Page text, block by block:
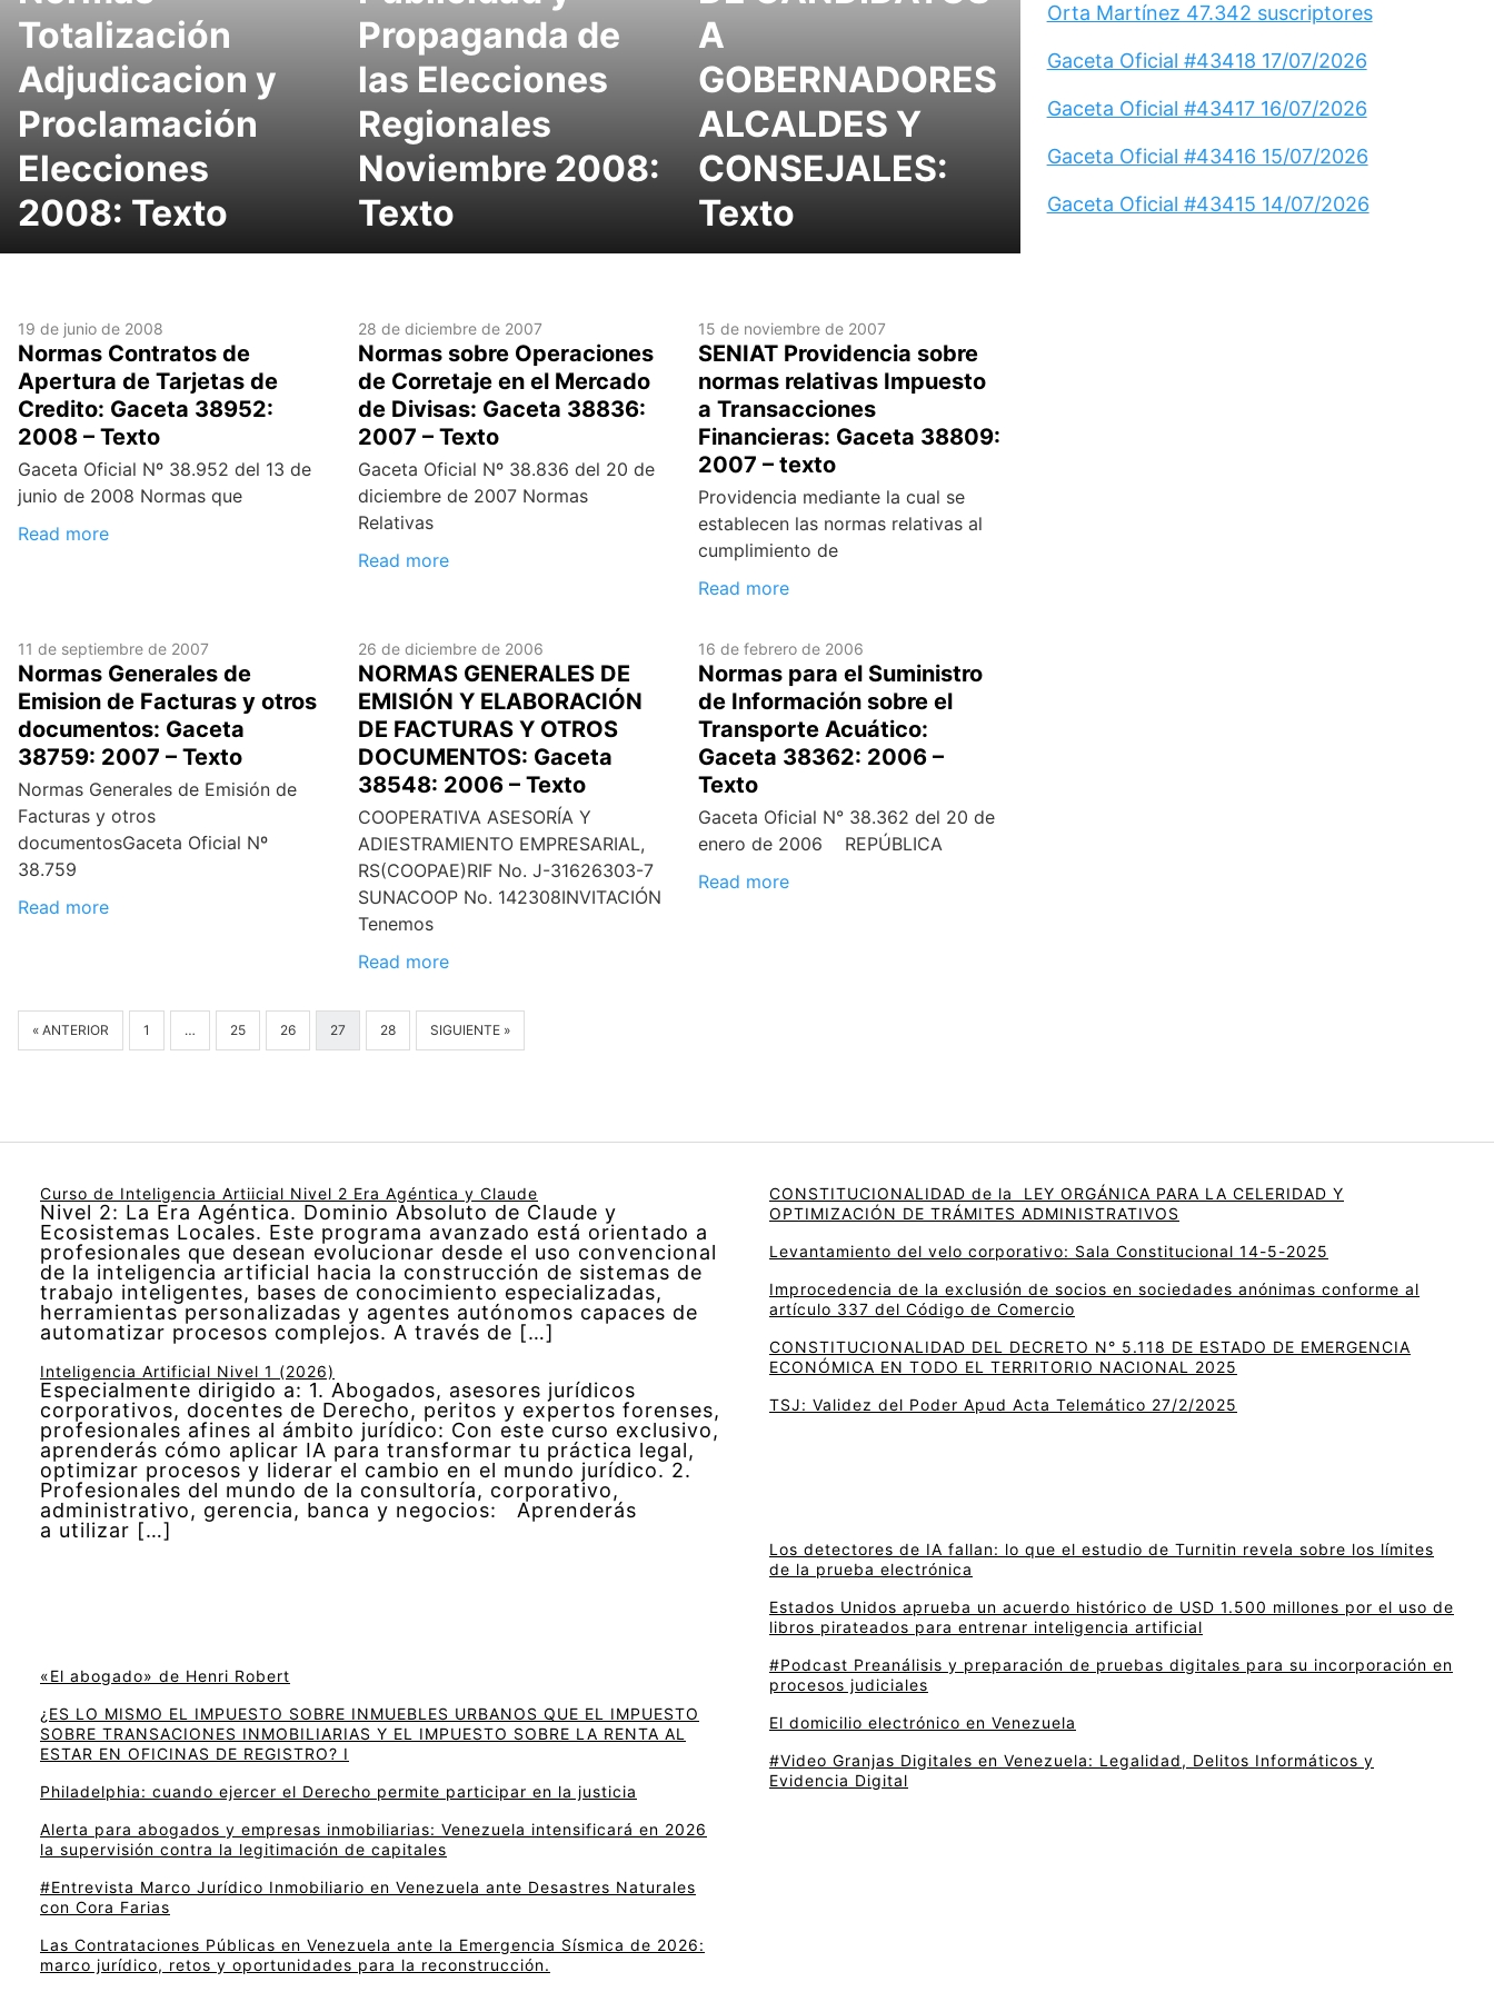
Totalización
Adjudicacion y
Proclamación
Elecciones
2008: Texto
Propaganda de
las Elecciones
Regionales
Noviembre 2008:
Texto
A
GOBERNADORES
ALCALDES Y
CONSEJALES:
Texto
19 de junio de 2008
Normas Contratos de
Apertura de Tarjetas de
Credito: Gaceta 38952:
2008 – Texto
Gaceta Oficial Nº 38.952 del 13 de
junio de 2008 Normas que
Read more
28 de diciembre de 2007
Normas sobre Operaciones
de Corretaje en el Mercado
de Divisas: Gaceta 38836:
2007 – Texto
Gaceta Oficial Nº 38.836 del 20 de
diciembre de 2007 Normas
Relativas
Read more
15 de noviembre de 2007
SENIAT Providencia sobre
normas relativas Impuesto
a Transacciones
Financieras: Gaceta 38809:
2007 – texto
Providencia mediante la cual se
establecen las normas relativas al
cumplimiento de
Read more
11 de septiembre de 2007
Normas Generales de
Emision de Facturas y otros
documentos: Gaceta
38759: 2007 – Texto
Normas Generales de Emisión de
Facturas y otros
documentosGaceta Oficial Nº
38.759
Read more
26 de diciembre de 2006
NORMAS GENERALES DE
EMISIÓN Y ELABORACIÓN
DE FACTURAS Y OTROS
DOCUMENTOS: Gaceta
38548: 2006 – Texto
COOPERATIVA ASESORÍA Y
ADIESTRAMIENTO EMPRESARIAL,
RS(COOPAE)RIF No. J-31626303-7
SUNACOOP No. 142308INVITACIÓN
Tenemos
Read more
16 de febrero de 2006
Normas para el Suministro
de Información sobre el
Transporte Acuático:
Gaceta 38362: 2006 –
Texto
Gaceta Oficial N° 38.362 del 20 de
enero de 2006 REPÚBLICA
Read more
« ANTERIOR 1 … 25 26 27 28 SIGUIENTE »
Orta Martínez 47.342 suscriptores
Gaceta Oficial #43418 17/07/2026
Gaceta Oficial #43417 16/07/2026
Gaceta Oficial #43416 15/07/2026
Gaceta Oficial #43415 14/07/2026
Curso de Inteligencia Artiicial Nivel 2 Era Agéntica y Claude
Nivel 2: La Era Agéntica. Dominio Absoluto de Claude y
Ecosistemas Locales. Este programa avanzado está orientado a
profesionales que desean evolucionar desde el uso convencional
de la inteligencia artificial hacia la construcción de sistemas de
trabajo inteligentes, bases de conocimiento especializadas,
herramientas personalizadas y agentes autónomos capaces de
automatizar procesos complejos. A través de […]
Inteligencia Artificial Nivel 1 (2026)
Especialmente dirigido a: 1. Abogados, asesores jurídicos
corporativos, docentes de Derecho, peritos y expertos forenses,
profesionales afines al ámbito jurídico: Con este curso exclusivo,
aprenderás cómo aplicar IA para transformar tu práctica legal,
optimizar procesos y liderar el cambio en el mundo jurídico. 2.
Profesionales del mundo de la consultoría, corporativo,
administrativo, gerencia, banca y negocios: Aprenderás
a utilizar […]
«El abogado» de Henri Robert
¿ES LO MISMO EL IMPUESTO SOBRE INMUEBLES URBANOS QUE EL IMPUESTO
SOBRE TRANSACIONES INMOBILIARIAS Y EL IMPUESTO SOBRE LA RENTA AL
ESTAR EN OFICINAS DE REGISTRO? I
Philadelphia: cuando ejercer el Derecho permite participar en la justicia
Alerta para abogados y empresas inmobiliarias: Venezuela intensificará en 2026
la supervisión contra la legitimación de capitales
#Entrevista Marco Jurídico Inmobiliario en Venezuela ante Desastres Naturales
con Cora Farias
Las Contrataciones Públicas en Venezuela ante la Emergencia Sísmica de 2026:
marco jurídico, retos y oportunidades para la reconstrucción.
CONSTITUCIONALIDAD de la LEY ORGÁNICA PARA LA CELERIDAD Y
OPTIMIZACIÓN DE TRÁMITES ADMINISTRATIVOS
Levantamiento del velo corporativo: Sala Constitucional 14-5-2025
Improcedencia de la exclusión de socios en sociedades anónimas conforme al
artículo 337 del Código de Comercio
CONSTITUCIONALIDAD DEL DECRETO N° 5.118 DE ESTADO DE EMERGENCIA
ECONÓMICA EN TODO EL TERRITORIO NACIONAL 2025
TSJ: Validez del Poder Apud Acta Telemático 27/2/2025
Los detectores de IA fallan: lo que el estudio de Turnitin revela sobre los límites
de la prueba electrónica
Estados Unidos aprueba un acuerdo histórico de USD 1.500 millones por el uso de
libros pirateados para entrenar inteligencia artificial
#Podcast Preanálisis y preparación de pruebas digitales para su incorporación en
procesos judiciales
El domicilio electrónico en Venezuela
#Video Granjas Digitales en Venezuela: Legalidad, Delitos Informáticos y
Evidencia Digital